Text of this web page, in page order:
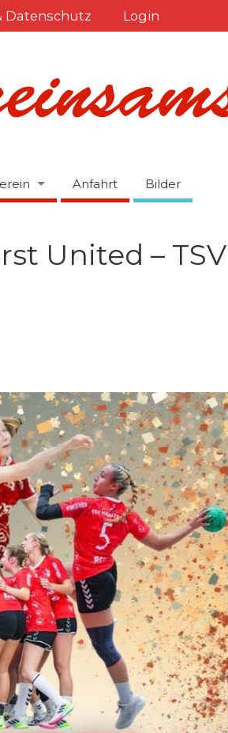
Datenschutz Login
Anfahrt Bilder
United – TSV